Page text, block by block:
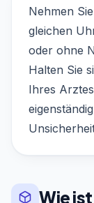
Nehmen
gleichen
oder ohne
Halten Sie
Ihres
Wie